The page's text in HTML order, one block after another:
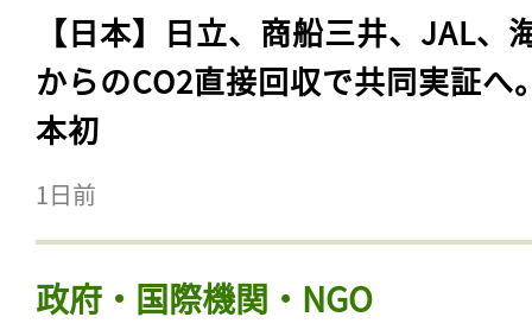
【日本】日立、商船三井、JAL、
からのCO2直接回収で共同実証へ
本初
1日前
政府・国際機関・NGO